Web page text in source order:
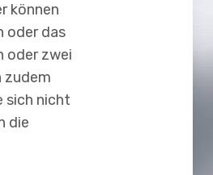
können
oder das
oder zwei
zudem
sich nicht
die